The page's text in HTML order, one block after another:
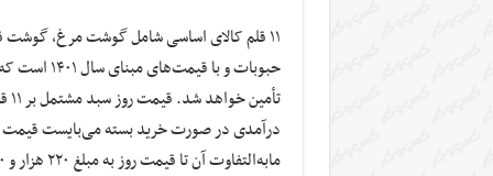
۱۱ قلم کالای اساسی شامل گوشت مرغ، گوشت
مابه‌التفاوت آن تا قیمت روز به مبلغ ۲۲۰ هزار و ۴۵۰ تومان از محل اعتبار جدید دولت تأمین می‌شود.